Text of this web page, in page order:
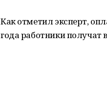
Как отметил эксперт,
года работники получат